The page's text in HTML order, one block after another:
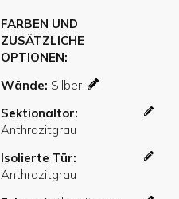
FARBEN UND
ZUSÄTZLICHE
OPTIONEN
Wände
Sektionaltor
Isolierte Tür